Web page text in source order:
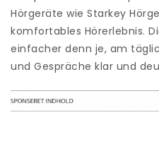
Hörgeräte wie Starkey
komfortables Hörerlebnis.
einfacher denn je, am
und Gespräche klar und